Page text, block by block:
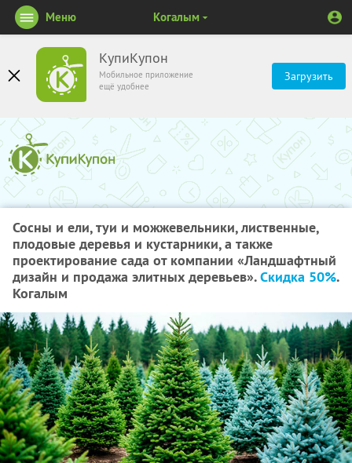
КупиКупон
Мобильное приложение
ещё удобнее
Загрузить
Меню Когалым
Сосны и ели, туи и можжевельники, лиственные,
плодовые деревья и кустарники, а также
проектирование сада от компании «Ландшафтный
дизайн и продажа элитных деревьев».Скидка 50%.
Когалым